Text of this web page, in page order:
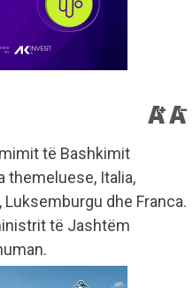
të Bashkimit
themeluese, Italia,
Luksemburgu dhe Franca.
të Jashtëm